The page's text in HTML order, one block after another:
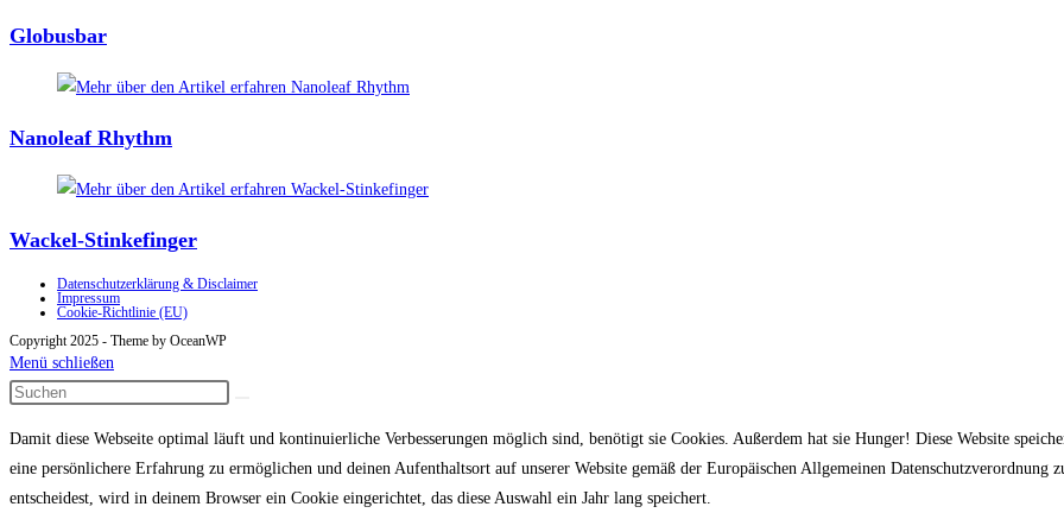
Globusbar
Nanoleaf Rhythm
Wackel-Stinkefinger
Datenschutzerklärung & Disclaimer
Impressum
Cookie-Richtlinie (EU)
Copyright 2025 - Theme by OceanWP
Menü schließen
Damit diese Webseite optimal läuft und kontinuierliche Verbesserungen möglich sind, benötigt sie Cookies. Außerdem hat sie Hunger! Diese Website
eine persönlichere Erfahrung zu ermöglichen und deinen Aufenthaltsort auf unserer Website gemäß der Europäischen Allgemeinen
entscheidest, wird in deinem Browser ein Cookie eingerichtet, das diese Auswahl ein Jahr lang speichert.